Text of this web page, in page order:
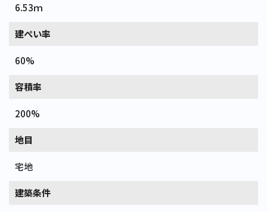
6.53ｍ
建ぺい率
60%
容積率
200%
地目
宅地
建築条件